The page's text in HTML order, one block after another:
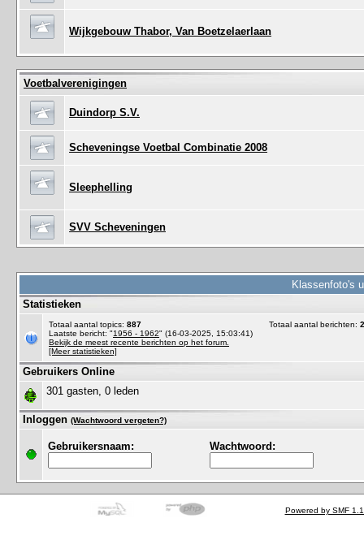
Wijkgebouw Thabor, Van Boetzelaerlaan
Voetbalverenigingen
Duindorp S.V.
Scheveningse Voetbal Combinatie 2008
Sleephelling
SVV Scheveningen
Klassenfoto's
Statistieken
Totaal aantal topics: 887 Totaal aantal berichten:
Laatste bericht: "1956 - 1962" (16-03-2025, 15:03:41)
Bekijk de meest recente berichten op het forum.
[Meer statistieken]
Gebruikers Online
301 gasten, 0 leden
Inloggen (Wachtwoord vergeten?)
Gebruikersnaam: Wachtwoord:
Powered by SMF